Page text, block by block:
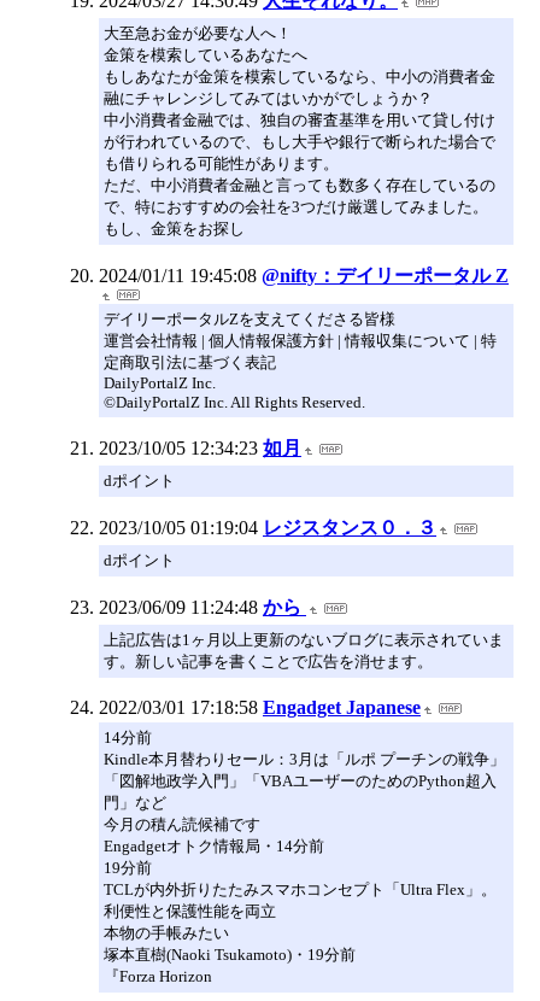
大至急お金が必要な人へ！
金策を模索しているあなたへ
もしあなたが金策を模索しているなら、中小の消費者金
融にチャレンジしてみてはいかがでしょうか？
中小消費者金融では、独自の審査基準を用いて貸し付け
が行われているので、もし大手や銀行で断られた場合で
も借りられる可能性があります。
ただ、中小消費者金融と言っても数多く存在しているの
で、特におすすめの会社を3つだけ厳選してみました。
もし、金策をお探し
2024/01/11 19:45:08 @nifty：デイリーポータル Z
デイリーポータルZを支えてくださる皆様
運営会社情報 | 個人情報保護方針 | 情報収集について | 特
定商取引法に基づく表記
DailyPortalZ Inc.
©DailyPortalZ Inc. All Rights Reserved.
2023/10/05 12:34:23 如月
dポイント
2023/10/05 01:19:04 レジスタンス０．３
dポイント
2023/06/09 11:24:48 から
上記広告は1ヶ月以上更新のないブログに表示されていま
す。新しい記事を書くことで広告を消せます。
2022/03/01 17:18:58 Engadget Japanese
14分前
Kindle本月替わりセール：3月は「ルポ プーチンの戦争」
「図解地政学入門」「VBAユーザーのためのPython超入
門」など
今月の積ん読候補です
Engadgetオトク情報局・14分前
19分前
TCLが内外折りたたみスマホコンセプト「Ultra Flex」。
利便性と保護性能を両立
本物の手帳みたい
塚本直樹(Naoki Tsukamoto)・19分前
『Forza Horizon